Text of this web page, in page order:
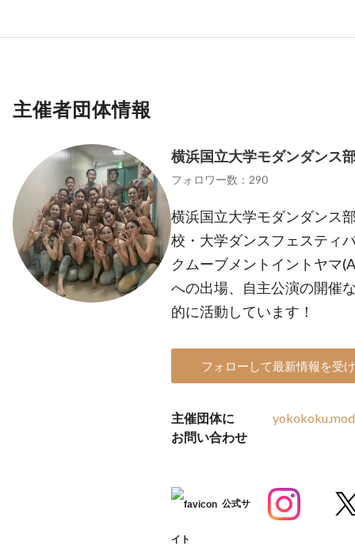
主催者団体情報
横浜国立大学モダンダンス
フォロワー数：290
横浜国立大学モダンダンス
校・大学ダンスフェスティ
クムーブメントイントヤマ
への出場、自主公演の開催
的に活動しています！
フォローして最新情報を受
主催団体に
お問い合わせ
公式サ
イト